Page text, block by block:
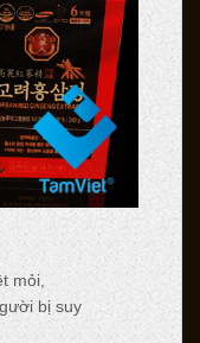
mỏi,
bị suy